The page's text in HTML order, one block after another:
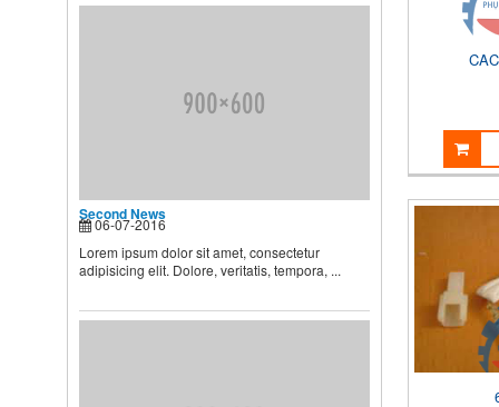
BÉ ĐÚNG CÁCH NHANH VÀ
dưỡng và chăm sóc nhi, muốn
Second News
06-07-2016
Lorem ipsum dolor sit amet, consectetur
adipisicing elit. Dolore, veritatis, tempora, ...